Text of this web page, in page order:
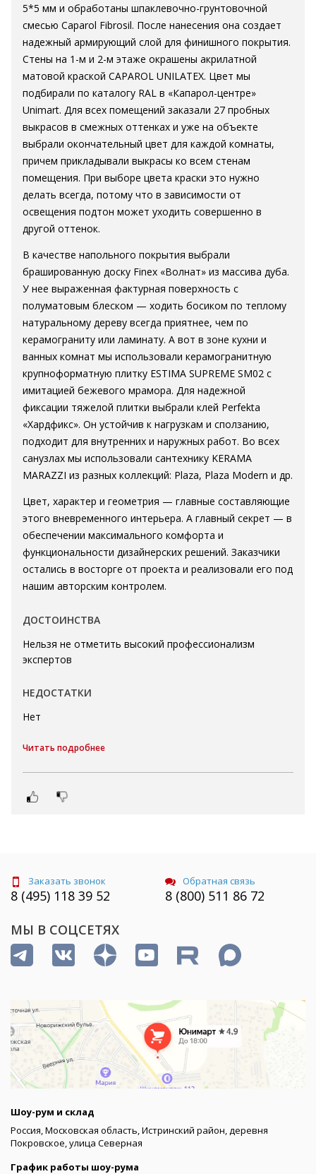
5*5 мм и обработаны шпаклевочно-грунтовочной
смесью Caparol Fibrosil. После нанесения она создает
надежный армирующий слой для финишного покрытия.
Стены на 1-м и 2-м этаже окрашены акрилатной
матовой краской CAPAROL UNILATEX. Цвет мы
подбирали по каталогу RAL в «Капарол-центре»
Unimart. Для всех помещений заказали 27 пробных
выкрасов в смежных оттенках и уже на объекте
выбрали окончательный цвет для каждой комнаты,
причем прикладывали выкрасы ко всем стенам
помещения. При выборе цвета краски это нужно
делать всегда, потому что в зависимости от
освещения подтон может уходить совершенно в
другой оттенок.
В качестве напольного покрытия выбрали
брашированную доску Finex «Волнат» из массива дуба.
У нее выраженная фактурная поверхность с
полуматовым блеском — ходить босиком по теплому
натуральному дереву всегда приятнее, чем по
керамограниту или ламинату. А вот в зоне кухни и
ванных комнат мы использовали керамогранитную
крупноформатную плитку ESTIMA SUPREME SM02 с
имитацией бежевого мрамора. Для надежной
фиксации тяжелой плитки выбрали клей Perfekta
«Хардфикс». Он устойчив к нагрузкам и сползанию,
подходит для внутренних и наружных работ. Во всех
санузлах мы использовали сантехнику KERAMA
MARAZZI из разных коллекций: Plaza, Plaza Modern и др.
Цвет, характер и геометрия — главные составляющие
этого вневременного интерьера. А главный секрет — в
обеспечении максимального комфорта и
функциональности дизайнерских решений. Заказчики
остались в восторге от проекта и реализовали его под
нашим авторским контролем.
ДОСТОИНСТВА
Нельзя не отметить высокий профессионализм
экспертов
НЕДОСТАТКИ
Нет
Читать подробнее
Заказать звонок
8 (495) 118 39 52
Обратная связь
8 (800) 511 86 72
МЫ В СОЦСЕТЯХ
Шоу-рум и склад
Россия, Московская область, Истринский район, деревня
Покровское, улица Северная
График работы шоу-рума